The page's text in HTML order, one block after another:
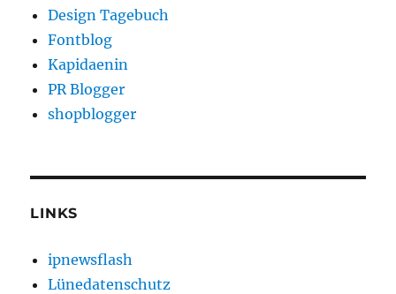
Design Tagebuch
Fontblog
Kapidaenin
PR Blogger
shopblogger
LINKS
ipnewsflash
Lünedatenschutz